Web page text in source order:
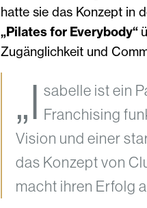
hatte sie das Konzept in
„Pilates for Everybody“
Zugänglichkeit und
„I sabelle ist ein
Franchising
Vision und einer
das Konzept von
macht ihren Erfolg